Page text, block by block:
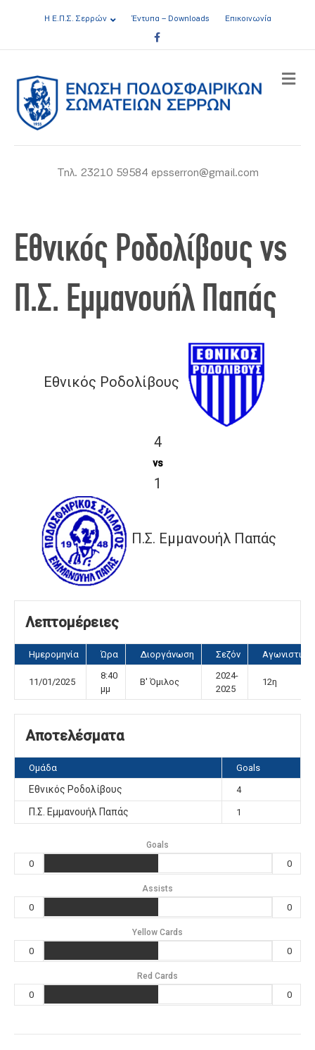
Η Ε.Π.Σ. Σερρών Έντυπα – Downloads
Επικοινωνία
Facebook
Τηλ. 23210 59584 epsserron@gmail.com
Εθνικός Ροδολίβους vs
Π.Σ. Εμμανουήλ Παπάς
Εθνικός Ροδολίβους
4
vs
1
Π.Σ. Εμμανουήλ Παπάς
Λεπτομέρειες
Ημερομηνία Ώρα Διοργάνωση Σεζόν Αγωνιστική
11/01/2025
8:40
μμ
Β' Όμιλος
2024-
2025
12η
Αποτελέσματα
Ομάδα Goals
Εθνικός Ροδολίβους 4
Π.Σ. Εμμανουήλ Παπάς 1
Goals
0 0
Assists
0 0
Yellow Cards
0 0
Red Cards
0 0